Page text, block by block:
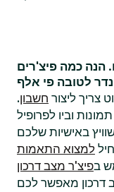
הנה כמה פיצ'רים
צריך ליצור חשבון.
וביו לפרופיל
למצוא התאמות
בפיצ'ר מצב דרכון
דרכון מאפשר לכם